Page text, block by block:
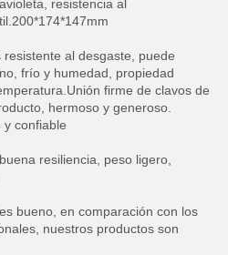
resistencia al
al desgaste, puede
frío y humedad, propiedad
firme de clavos de
hermoso y generoso.
y confiable
resiliencia, peso ligero,
bueno, en comparación con los
nuestros productos son